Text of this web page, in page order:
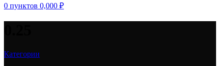
0 пунктов 0,000 ₽
Категории